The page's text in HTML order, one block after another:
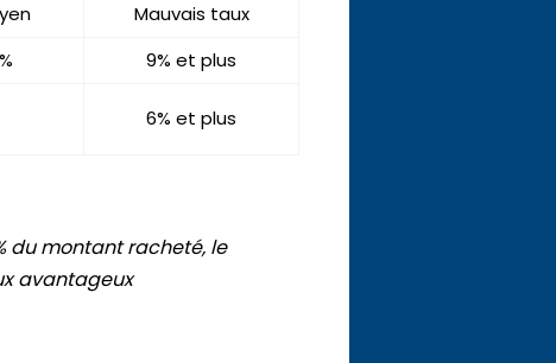
Mauvais taux
9% et plus
6% et plus
du montant racheté, le
avantageux